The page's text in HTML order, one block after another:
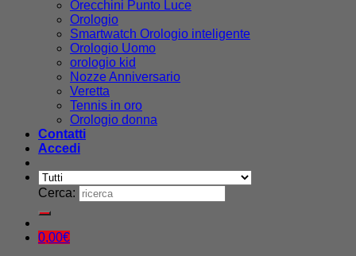
Orecchini Punto Luce
Orologio
Smartwatch Orologio inteligente
Orologio Uomo
orologio kid
Nozze Anniversario
Veretta
Tennis in oro
Orologio donna
Contatti
Accedi
Cerca:
0,00€